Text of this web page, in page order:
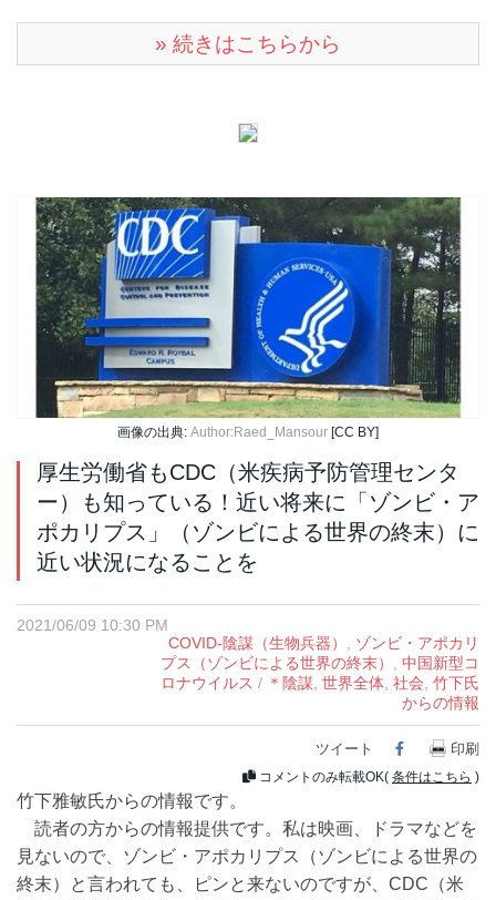
» 続きはこちらから
画像の出典: Author:Raed_Mansour [CC BY]
厚生労働省もCDC（米疾病予防管理センタ
ー）も知っている！近い将来に「ゾンビ・ア
ポカリプス」（ゾンビによる世界の終末）に
近い状況になることを
2021/06/09 10:30 PM
COVID-陰謀（生物兵器）
ゾンビ・アポカリ
プス（ゾンビによる世界の終末）
中国新型コ
ロナウイルス / ＊陰謀 世界全体 社会 竹下氏
からの情報
ツイート Facebook
印刷
コメントのみ転載OK( 条件はこちら )
竹下雅敏氏からの情報です。
読者の方からの情報提供です。私は映画、ドラマなどを
見ないので、ゾンビ・アポカリプス（ゾンビによる世界の
終末）と言われても、ピンと来ないのですが、CDC（米